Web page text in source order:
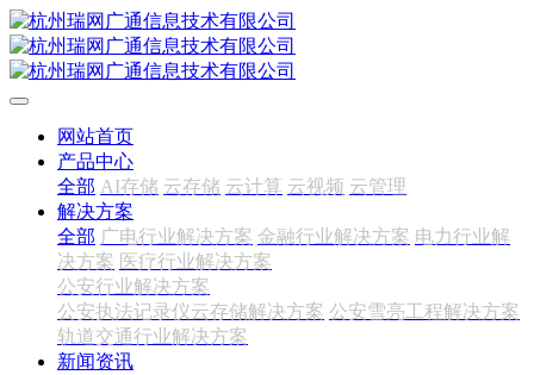
网站首页
产品中心
全部 AI存储 云存储 云计算 云视频 云管理
解决方案
全部 广电行业解决方案 金融行业解决方案 电力行业解
决方案 医疗行业解决方案
公安行业解决方案
公安执法记录仪云存储解决方案 公安雪亮工程解决方案
轨道交通行业解决方案
新闻资讯